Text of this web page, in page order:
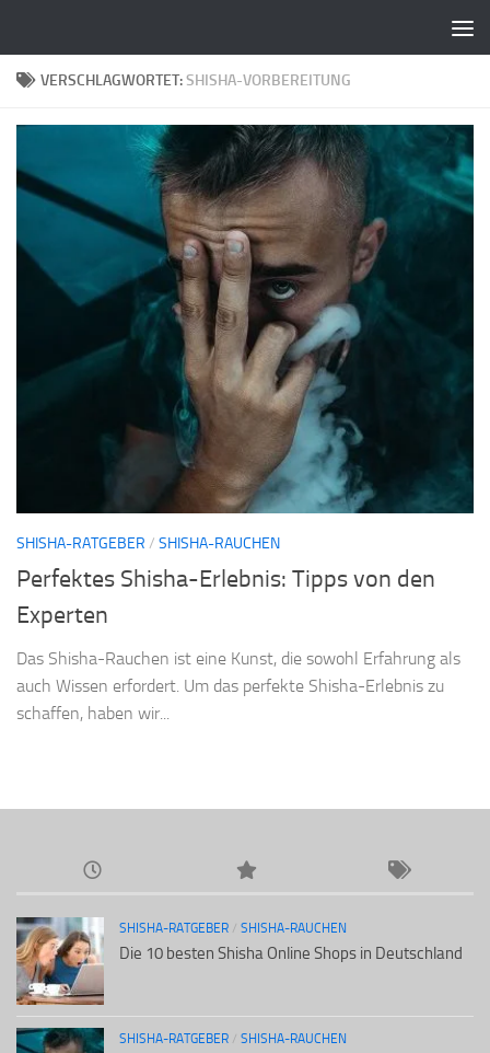
VERSCHLAGWORTET:SHISHA-VORBEREITUNG
SHISHA-RATGEBER / SHISHA-RAUCHEN
Perfektes Shisha-Erlebnis: Tipps von den
Experten
Das Shisha-Rauchen ist eine Kunst, die sowohl Erfahrung als
auch Wissen erfordert. Um das perfekte Shisha-Erlebnis zu
schaffen, haben wir...
SHISHA-RATGEBER / SHISHA-RAUCHEN
Die 10 besten Shisha Online Shops in Deutschland
SHISHA-RATGEBER / SHISHA-RAUCHEN